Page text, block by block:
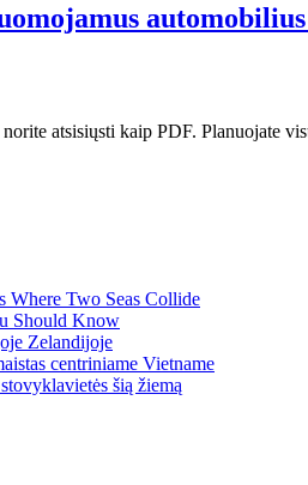
atsisiųsti kaip PDF. Planuojate
Where Two Seas Collide
Should Know
Zelandijoje
centriniame Vietname
šią žiemą